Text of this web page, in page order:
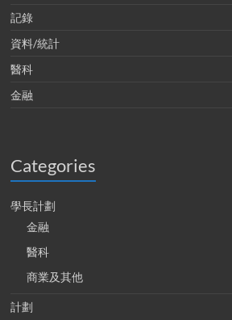
記錄
資料/統計
醫科
金融
Categories
學長計劃
金融
醫科
商業及其他
計劃